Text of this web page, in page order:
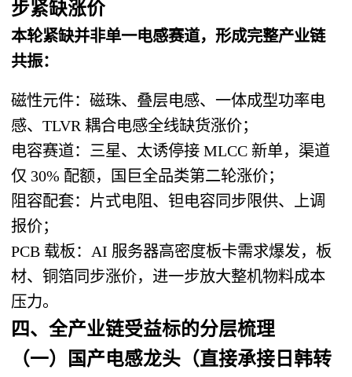
步紧缺涨价
本轮紧缺并非单一电感赛道，形成完整产业链
共振：
磁性元件：磁珠、叠层电感、一体成型功率电
感、TLVR 耦合电感全线缺货涨价；
电容赛道：三星、太诱停接 MLCC 新单，渠道
仅 30% 配额，国巨全品类第二轮涨价；
阻容配套：片式电阻、钽电容同步限供、上调
报价；
PCB 载板：AI 服务器高密度板卡需求爆发，板
材、铜箔同步涨价，进一步放大整机物料成本
压力。
四、全产业链受益标的分层梳理
（一）国产电感龙头（直接承接日韩转